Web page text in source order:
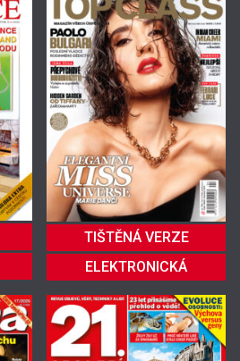
TIŠTĚNÁ VERZE
ELEKTRONICKÁ